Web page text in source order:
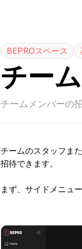
0
BEPROスペース
チー
チームメンバーの
チームのスタッフま
招待できます。
まず、サイドメニュ